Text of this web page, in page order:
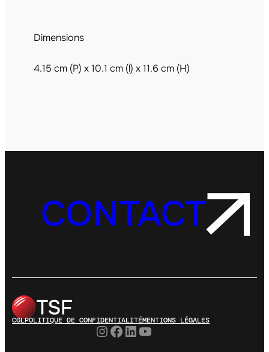
Dimensions
4.15 cm (P) x 10.1 cm (l) x 11.6 cm (H)
CONTACT
CGLPOLITIQUE DE CONFIDENTIALITÉMENTIONS LÉGALES
Instagram
Facebook
LinkedIn
YouTube